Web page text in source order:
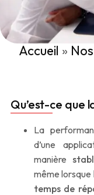
Accueil »
Qu’est-ce que
La
d’une
manière
même lorsque
temps de